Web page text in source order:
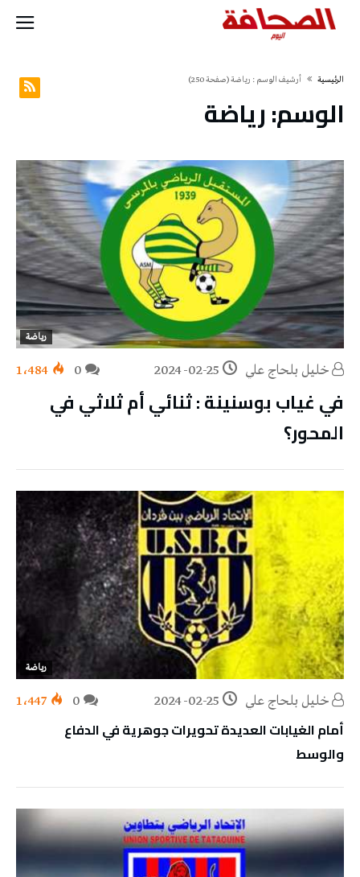
‫الرئيسية‬ ‫أرشيف الوسم :‬ رياضة (‫صفحة‬ 250)
الوسم:رياضة
رياضة
خليل‭ ‬بلحاج‭ ‬علي 2024-02-25 1٬484
في غياب بوسنينة : ثنائي أم ثلاثي في
المحور؟
رياضة
خليل‭ ‬بلحاج‭ ‬علي 2024-02-25 1٬447
أمام الغيابات العديدة تحويرات جوهرية في الدفاع
والوسط